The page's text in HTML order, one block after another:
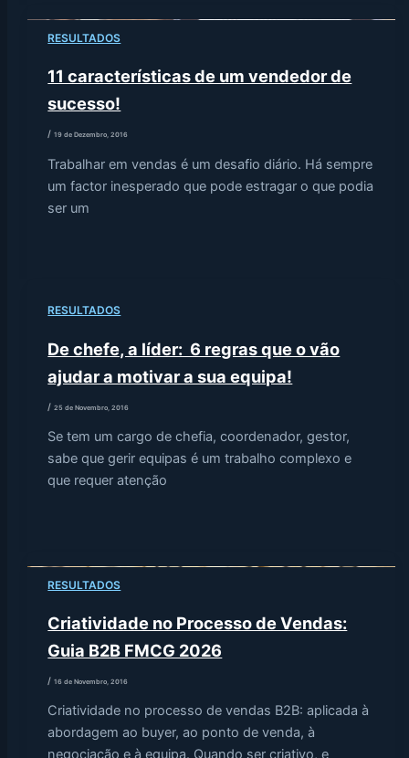
RESULTADOS
11 características de um vendedor de
sucesso!
/19 de Dezembro, 2016
Trabalhar em vendas é um desafio diário. Há sempre
um factor inesperado que pode estragar o que podia
ser um
RESULTADOS
De chefe, a líder: 6 regras que o vão
ajudar a motivar a sua equipa!
/25 de Novembro, 2016
Se tem um cargo de chefia, coordenador, gestor,
sabe que gerir equipas é um trabalho complexo e
que requer atenção
RESULTADOS
Criatividade no Processo de Vendas:
Guia B2B FMCG 2026
/16 de Novembro, 2016
Criatividade no processo de vendas B2B: aplicada à
abordagem ao buyer, ao ponto de venda, à
negociação e à equipa. Quando ser criativo, e